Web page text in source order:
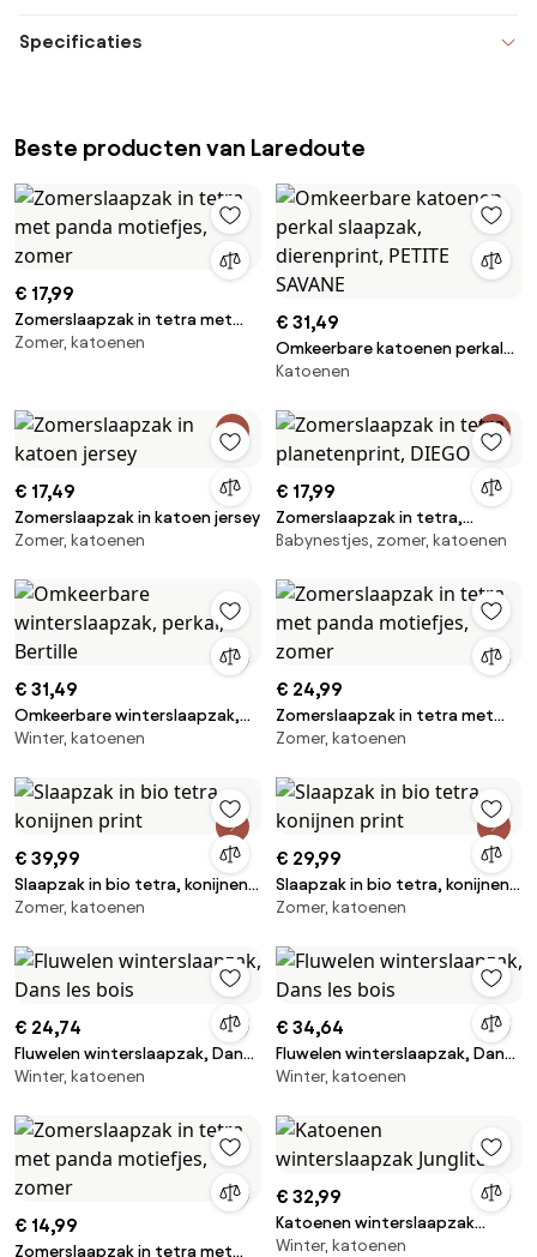
Specificaties
Beste producten van Laredoute
€ 17,99
Zomerslaapzak in tetra met
panda motiefjes, zomer
Zomer, katoenen
€ 31,49
Omkeerbare katoenen perkal
slaapzak, dierenprint, PETITE
Katoenen
€ 17,49
Zomerslaapzak in katoen jersey
Zomer, katoenen
€ 17,99
Zomerslaapzak in tetra,
planetenprint, DIEGO
Babynestjes, zomer, katoenen
€ 31,49
Omkeerbare winterslaapzak,
perkal, Bertille
Winter, katoenen
€ 24,99
Zomerslaapzak in tetra met
panda motiefjes, zomer
Zomer, katoenen
€ 39,99
Slaapzak in bio tetra, konijnen
print
Zomer, katoenen
€ 29,99
Slaapzak in bio tetra, konijnen
print
Zomer, katoenen
€ 24,74
Fluwelen winterslaapzak, Dans
les bois
Winter, katoenen
€ 34,64
Fluwelen winterslaapzak, Dans
les bois
Winter, katoenen
€ 14,99
Zomerslaapzak in tetra met
€ 32,99
Katoenen winterslaapzak
Junglito
Winter, katoenen